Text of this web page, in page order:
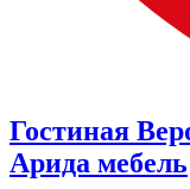
Гостиная
Арида мебель